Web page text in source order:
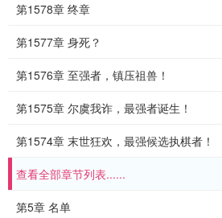
第1578章 终章
第1577章 身死？
第1576章 至强者，镇压祖兽！
第1575章 尔虞我诈，最强者诞生！
第1574章 末世狂欢，最强候选执棋者！
查看全部章节列表......
第5章 名单